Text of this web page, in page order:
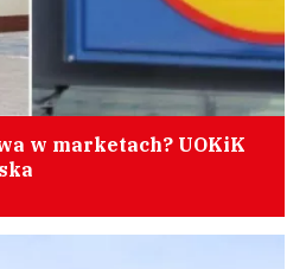
w marketach? UOKiK